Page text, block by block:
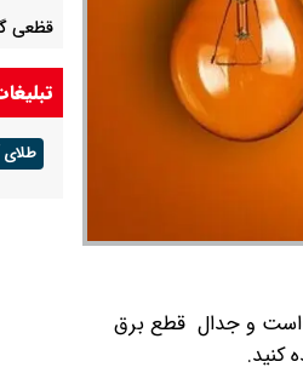
پیامک شده است و جدال قطع برق
کنید.
قظعی گاز
شرکت
شوید